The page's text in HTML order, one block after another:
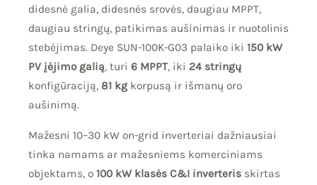
didesnė galia, didesnės srovės, daugiau MPPT,
daugiau stringų, patikimas aušinimas ir nuotolinis
stebėjimas. Deye SUN-100K-G03 palaiko iki 150 kW
PV įėjimo galią, turi 6 MPPT, iki 24 stringų
konfigūraciją, 81 kg korpusą ir išmanų oro
aušinimą.
Mažesni 10–30 kW on-grid inverteriai dažniausiai
tinka namams ar mažesniems komerciniams
objektams, o 100 kW klasės C&I inverteris skirtas